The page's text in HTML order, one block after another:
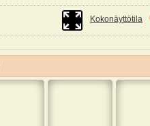
Kokonäyttötila